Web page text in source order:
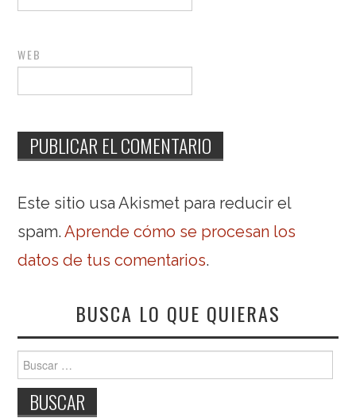
WEB
Este sitio usa Akismet para reducir el
spam.Aprende cómo se procesan los
datos de tus comentarios.
BUSCA LO QUE QUIERAS
Buscar: